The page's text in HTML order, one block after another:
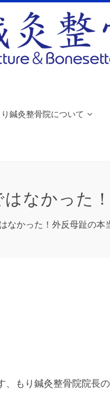
り鍼灸整骨院について
はなかった
なかった！外反母趾の
もり鍼灸整骨院院長の